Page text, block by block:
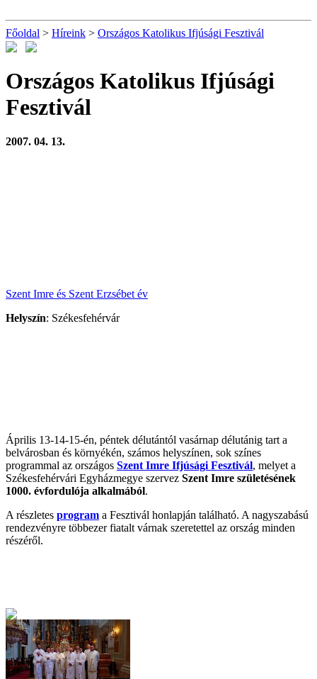
Főoldal > Híreink > Országos Katolikus Ifjúsági Fesztivál
Országos Katolikus Ifjúsági
Fesztivál
2007. 04. 13.
Szent Imre és Szent Erzsébet év
Helyszín: Székesfehérvár
Április 13-14-15-én, péntek délutántól vasárnap délutánig tart a
belvárosban és környékén, számos helyszínen, sok színes
programmal az országos Szent Imre Ifjúsági Fesztivál, melyet a
Székesfehérvári Egyházmegye szervez Szent Imre születésének
1000. évfordulója alkalmából.
A részletes program a Fesztivál honlapján található. A nagyszabású
rendezvényre többezer fiatalt várnak szeretettel az ország minden
részéről.